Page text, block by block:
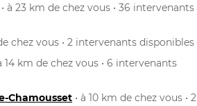
• à 23 km de chez vous • 36 intervenants
chez vous • 2 intervenants disponibles
14 km de chez vous • 6 intervenants
Chamousset • à 10 km de chez vous • 2